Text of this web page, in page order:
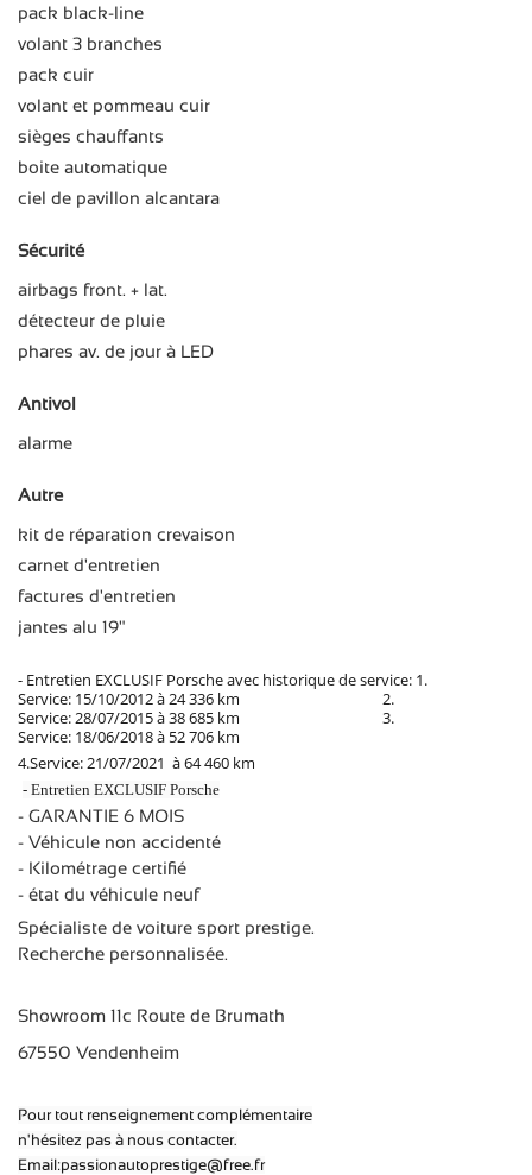
pack black-line
volant 3 branches
pack cuir
volant et pommeau cuir
sièges chauffants
boite automatique
ciel de pavillon alcantara
Sécurité
airbags front. + lat.
détecteur de pluie
phares av. de jour à LED
Antivol
alarme
Autre
kit de réparation crevaison
carnet d'entretien
factures d'entretien
jantes alu 19"
- Entretien EXCLUSIF Porsche avec historique de service: 1.
Service: 15/10/2012 à 24 336 km 2.
Service: 28/07/2015 à 38 685 km 3.
Service: 18/06/2018 à 52 706 km
4.Service: 21/07/2021 à 64 460 km
- Entretien EXCLUSIF Porsche
- GARANTIE 6 MOIS
- Véhicule non accidenté
- Kilométrage certifié
- état du véhicule neuf
Spécialiste de voiture sport prestige.
Recherche personnalisée.
Showroom 11c Route de Brumath
67550 Vendenheim
Pour tout renseignement complémentaire
n'hésitez pas à nous contacter.
Email:passionautoprestige@free.fr